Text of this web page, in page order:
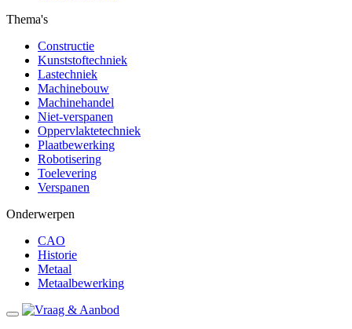
Thema's
Constructie
Kunststoftechniek
Lastechniek
Machinebouw
Machinehandel
Niet-verspanen
Oppervlaktetechniek
Plaatbewerking
Robotisering
Toelevering
Verspanen
Onderwerpen
CAO
Historie
Metaal
Metaalbewerking